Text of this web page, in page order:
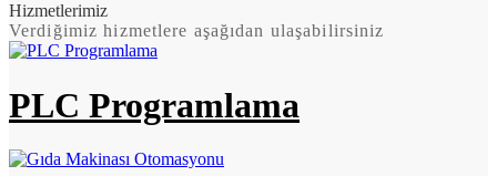
Hizmetlerimiz
Verdiğimiz hizmetlere aşağıdan ulaşabilirsiniz
PLC Programlama